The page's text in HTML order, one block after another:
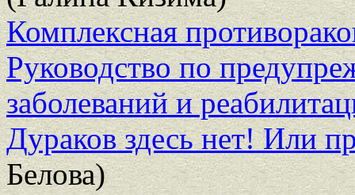
Комплексная
Руководство по
заболеваний и
Дураков здесь нет! Или
Белова)